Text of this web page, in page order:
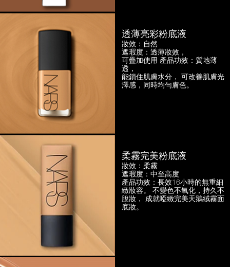
透薄亮彩粉底液
妝效：自然
遮瑕度：透薄妝效，
可疊加使用 產品功效：質地薄
透，
能鎖住肌膚水分， 可改善肌膚光
澤感， 同時均勻膚色。
柔霧完美粉底液
妝效：柔霧
遮瑕度：中至高度
產品功效：長效16小時的無重細
緻妝容。
不變色不氧化，持久不
脫妝，
成就啞緻完美天鵝絨霧面
底妝。